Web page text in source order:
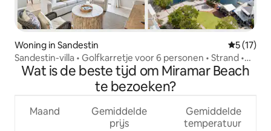
Woning in Sandestin
5 (17)
Sandestin-villa • Golfkarretje voor 6 personen • Strand •
Baytowne • Zwembad
Wat is de beste tijd om Miramar Beach
te bezoeken?
Maand
Gemiddelde
prijs
Gemiddelde
temperatuur